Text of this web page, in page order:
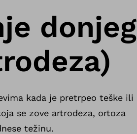
donjeg
kada je pretrpeo teške ili
se zove artrodeza, ortoza
težinu.